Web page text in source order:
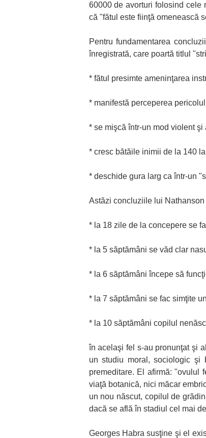
60000 de avorturi folosind cele
că "fătul este fiinţă omenească
Pentru fundamentarea
înregistrată, care poartă titlul
* fătul presimte ameninţarea
* manifestă perceperea
* se mişcă într-un mod violent şi
* cresc bătăile inimii de la 140
* deschide gura larg ca într-un
Astăzi concluziile lui
* la 18 zile de la concepere se
* la 5 săptămâni se văd clar
* la 6 săptămâni începe să
* la 7 săptămâni se fac simţite
* la 10 săptămâni copilul
în acelaşi fel s-au pronunţat şi
un studiu moral, sociologic şi
premeditare. El afirmă: "ovulul
viaţă botanică, nici măcar
un nou născut, copilul de
dacă se află în stadiul cel mai
Georges Habra susţine şi el